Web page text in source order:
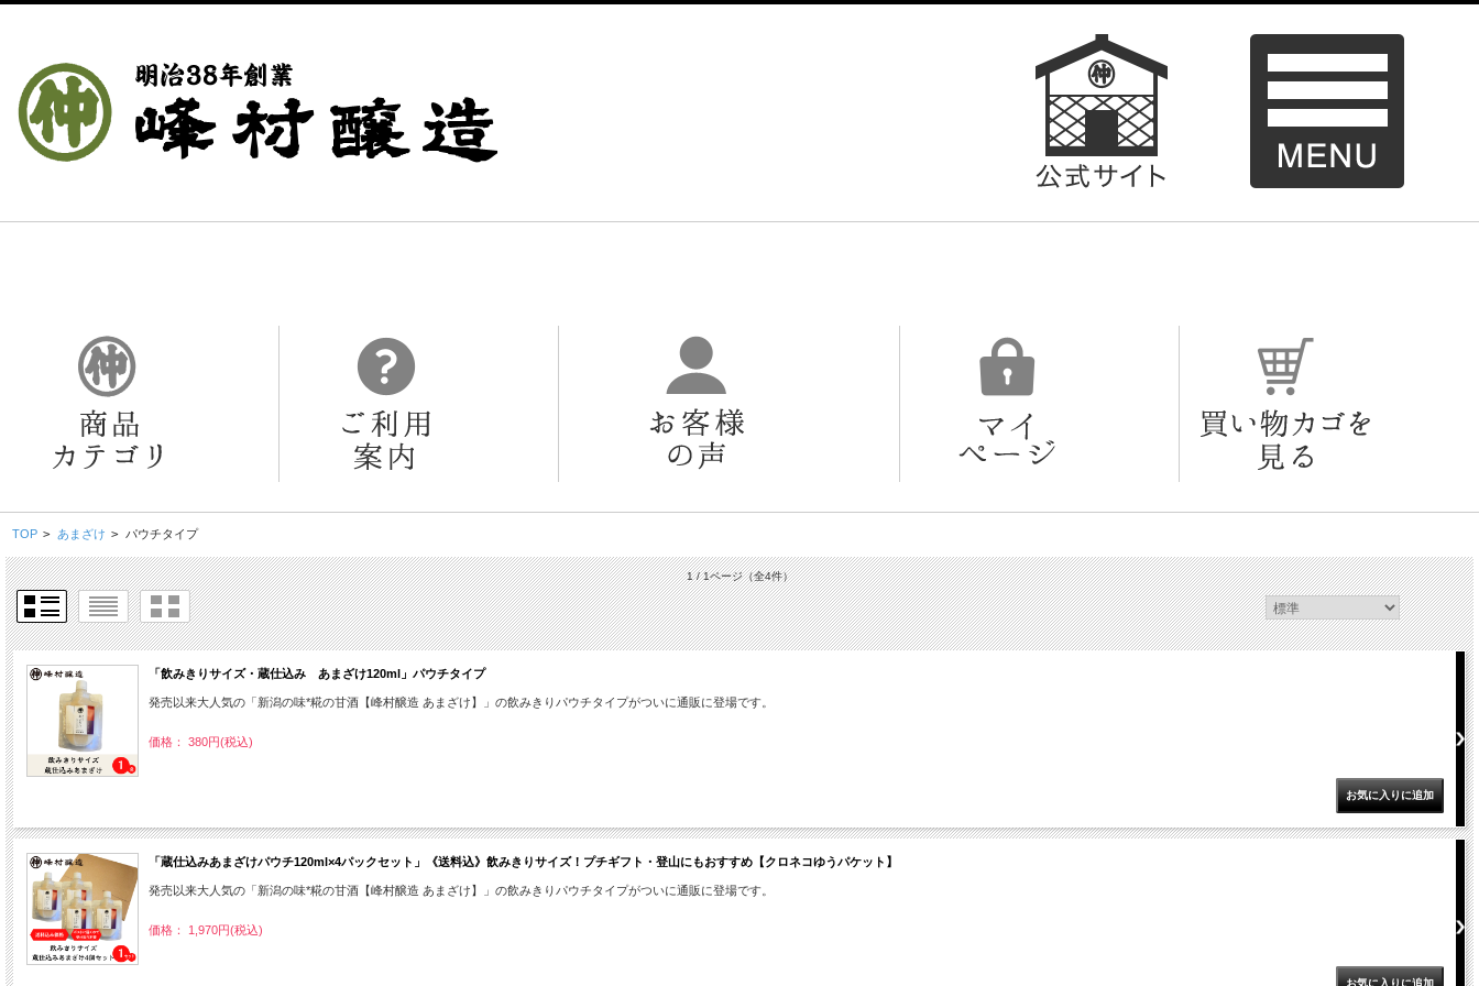
TOP > あまざけ > パウチタイプ
1 / 1ページ（全4件）
「飲みきりサイズ・蔵仕込み あまざけ120ml」パウチタイプ
発売以来大人気の「新潟の味*糀の甘酒【峰村醸造 あまざけ】」の飲みきりパウチタイプがついに通販に登場です。
価格： 380円(税込)
「蔵仕込みあまざけパウチ120ml×4パックセット」《送料込》飲みきりサイズ！プチギフト・登山にもおすすめ【クロネコゆうパケット】
発売以来大人気の「新潟の味*糀の甘酒【峰村醸造 あまざけ】」の飲みきりパウチタイプがついに通販に登場です。
価格： 1,970円(税込)